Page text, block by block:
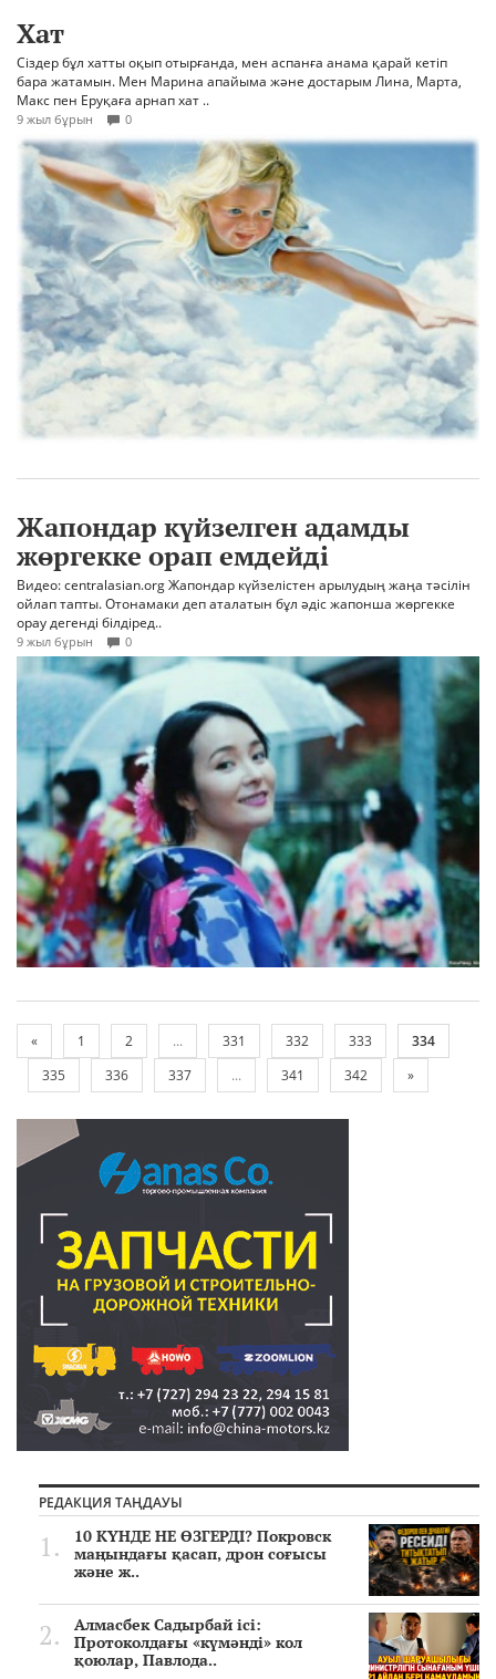
Хат
Сіздер бұл хатты оқып отырғанда, мен аспанға анама қарай кетіп
бара жатамын. Мен Марина апайыма және достарым Лина, Марта,
Макс пен Еруқаға арнап хат ..
9 жыл бұрын 0
Жапондар күйзелген адамды
жөргекке орап емдейді
Видео: centralasian.org Жапондар күйзелістен арылудың жаңа тәсілін
ойлап тапты. Отонамаки деп аталатын бұл әдіс жапонша жөргекке
орау дегенді білдіред..
9 жыл бұрын 0
« 1 2 ... 331 332 333
334
335
336 337 ... 341 342 »
РЕДАКЦИЯ ТАҢДАУЫ
10 КҮНДЕ НЕ ӨЗГЕРДІ? Покровск
маңындағы қасап, дрон соғысы
және ж..
Алмасбек Садырбай ісі:
Протоколдағы «күмәнді» кол
қоюлар, Павлода..